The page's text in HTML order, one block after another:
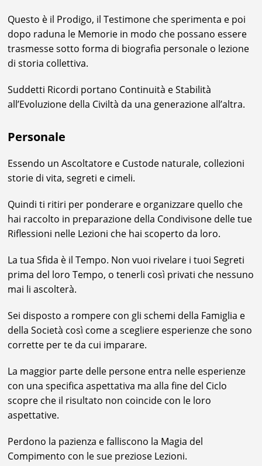
Questo è il Prodigo, il Testimone che sperimenta e poi
dopo raduna le Memorie in modo che possano essere
trasmesse sotto forma di biografia personale o lezione
di storia collettiva.
Suddetti Ricordi portano Continuità e Stabilità
all’Evoluzione della Civiltà da una generazione all’altra.
Personale
Essendo un Ascoltatore e Custode naturale, collezioni
storie di vita, segreti e cimeli.
Quindi ti ritiri per ponderare e organizzare quello che
hai raccolto in preparazione della Condivisone delle tue
Riflessioni nelle Lezioni che hai scoperto da loro.
La tua Sfida è il Tempo. Non vuoi rivelare i tuoi Segreti
prima del loro Tempo, o tenerli così privati che nessuno
mai li ascolterà.
Sei disposto a rompere con gli schemi della Famiglia e
della Società così come a scegliere esperienze che sono
corrette per te da cui imparare.
La maggior parte delle persone entra nelle esperienze
con una specifica aspettativa ma alla fine del Ciclo
scopre che il risultato non coincide con le loro
aspettative.
Perdono la pazienza e falliscono la Magia del
Compimento con le sue preziose Lezioni.